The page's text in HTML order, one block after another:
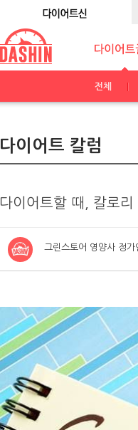
전체
다이어트 칼럼
다이어트할 때, 칼로
그린스토어 영양사 정가